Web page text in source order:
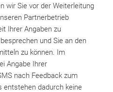
wir Sie vor der Weiterleitung
Partnerbetrieb
Ihrer Angaben zu
und Sie an den
zu können. Im
Angabe Ihrer
nach Feedback zum
entstehen dadurch keine